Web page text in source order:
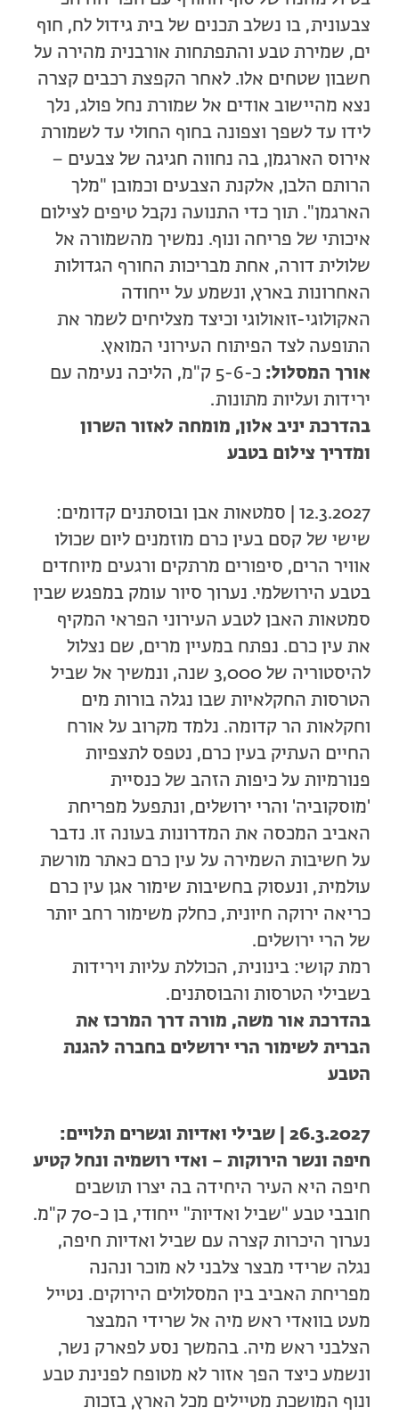
צבעונית, בו נשלב תכנים של בית גידול לח, חוף
ים, שמירת טבע והתפתחות אורבנית מהירה על
חשבון שטחים אלו. לאחר הקפצת רכבים קצרה
נצא מהיישוב אודים אל שמורת נחל פולג, נלך
לידו עד לשפך וצפונה בחוף החולי עד לשמורת
אירוס הארגמן, בה נחווה חגיגה של צבעים –
הרותם הלבן, אלקנת הצבעים וכמובן "מלך
הארגמן". תוך כדי התנועה נקבל טיפים לצילום
איכותי של פריחה ונוף. נמשיך מהשמורה אל
שלולית דורה, אחת מבריכות החורף הגדולות
האחרונות בארץ, ונשמע על ייחודה
האקולוגי-זואולוגי וכיצד מצליחים לשמר את
התופעה לצד הפיתוח העירוני המואץ.
אורך המסלול:
כ-5-6 ק"מ, הליכה נעימה עם
ירידות ועליות מתונות.
בהדרכת יניב אלון, מומחה לאזור השרון
ומדריך צילום בטבע
12.3.2027 | סמטאות אבן ובוסתנים קדומים:
שישי של קסם בעין כרם מוזמנים ליום שכולו
אוויר הרים, סיפורים מרתקים ורגעים מיוחדים
בטבע הירושלמי. נערוך סיור עומק במפגש שבין
סמטאות האבן לטבע העירוני הפראי המקיף
את עין כרם. נפתח במעיין מרים, שם נצלול
להיסטוריה של 3,000 שנה, ונמשיך אל שביל
הטרסות החקלאיות שבו נגלה בורות מים
וחקלאות הר קדומה. נלמד מקרוב על אורח
החיים העתיק בעין כרם, נטפס לתצפיות
פנורמיות על כיפות הזהב של כנסיית
'מוסקוביה' והרי ירושלים, ונתפעל מפריחת
האביב המכסה את המדרונות בעונה זו. נדבר
על חשיבות השמירה על עין כרם כאתר מורשת
עולמית, ונעסוק בחשיבות שימור אגן עין כרם
כריאה ירוקה חיונית, כחלק משימור רחב יותר
של הרי ירושלים.
רמת קושי: בינונית, הכוללת עליות וירידות
בשבילי הטרסות והבוסתנים.
בהדרכת אור משה, מורה דרך המרכז את
הברית לשימור הרי ירושלים בחברה להגנת
הטבע
26.3.2027 | שבילי ואדיות וגשרים תלויים:
חיפה ונשר הירוקות – ואדי רושמיה ונחל קטיע
חיפה היא העיר היחידה בה יצרו תושבים
חובבי טבע "שביל ואדיות" ייחודי, בן כ-70 ק"מ.
נערוך היכרות קצרה עם שביל ואדיות חיפה,
נגלה שרידי מבצר צלבני לא מוכר ונהנה
מפריחת האביב בין המסלולים הירוקים. נטייל
מעט בוואדי ראש מיה אל שרידי המבצר
הצלבני ראש מיה. בהמשך נסע לפארק נשר,
ונשמע כיצד הפך אזור לא מטופח לפנינת טבע
ונוף המושכת מטיילים מכל הארץ, בזכות